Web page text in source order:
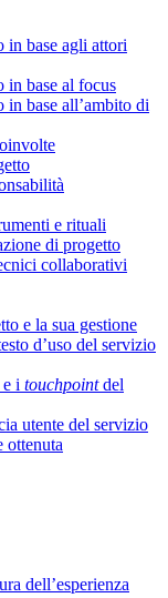
in base agli attori
in base al focus
base all’ambito di
e rituali
di progetto
collaborativi
e la sua gestione
d’uso del servizio
i touchpointdel
utente del servizio
ottenuta
dell’esperienza